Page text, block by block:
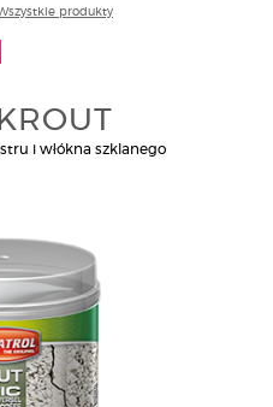
produkty
i włókna szklanego